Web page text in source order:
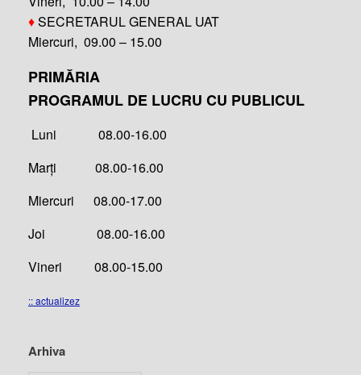
♦SECRETARUL GENERAL UAT
Miercuri, 09.00 – 15.00
PRIMĂRIA
PROGRAMUL DE LUCRU CU PUBLICUL
Luni 08.00-16.00
Marți 08.00-16.00
Miercuri 08.00-17.00
Joi 08.00-16.00
Vineri 08.00-15.00
:: actualizez
Arhiva